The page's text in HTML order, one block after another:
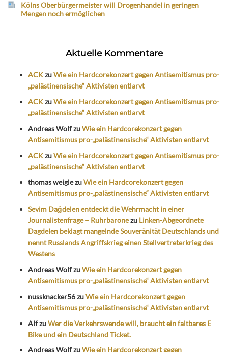
Kölns Oberbürgermeister will Drogenhandel in geringen
Mengen noch ermöglichen
Aktuelle Kommentare
ACKzuWie ein Hardcorekonzert gegen Antisemitismus pro-
„palästinensische“ Aktivisten entlarvt
ACKzuWie ein Hardcorekonzert gegen Antisemitismus pro-
„palästinensische“ Aktivisten entlarvt
Andreas WolfzuWie ein Hardcorekonzert gegen
Antisemitismus pro-„palästinensische“ Aktivisten entlarvt
ACKzuWie ein Hardcorekonzert gegen Antisemitismus pro-
„palästinensische“ Aktivisten entlarvt
thomas weiglezuWie ein Hardcorekonzert gegen
Antisemitismus pro-„palästinensische“ Aktivisten entlarvt
Sevim Dağdelen entdeckt die Wehrmacht in einer
Journalistenfrage – Ruhrbaronezu Linken-Abgeordnete
Dagdelen beklagt mangelnde Souveränität Deutschlands und
nennt Russlands Angriffskrieg einen Stellvertreterkrieg des
Westens
Andreas WolfzuWie ein Hardcorekonzert gegen
Antisemitismus pro-„palästinensische“ Aktivisten entlarvt
nussknacker56zuWie ein Hardcorekonzert gegen
Antisemitismus pro-„palästinensische“ Aktivisten entlarvt
AlfzuWer die Verkehrswende will, braucht ein faltbares E
Bike und ein Deutschland Ticket.
Andreas WolfzuWie ein Hardcorekonzert gegen